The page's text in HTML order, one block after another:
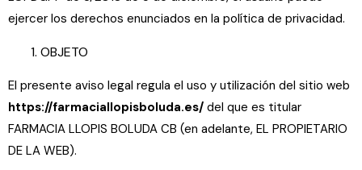
ejercer los derechos enunciados en la política de privacidad.
OBJETO
El presente aviso legal regula el uso y utilización del sitio web
https://farmaciallopisboluda.es/ del que es titular
FARMACIA LLOPIS BOLUDA CB (en adelante, EL PROPIETARIO
DE LA WEB).